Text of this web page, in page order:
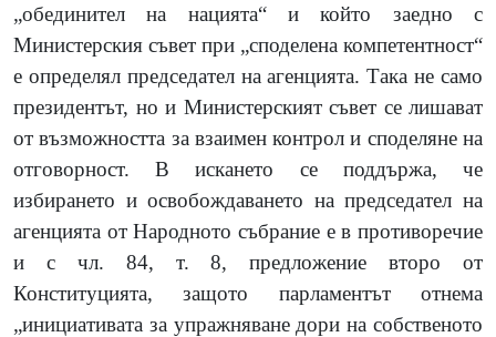
„обединител на нацията“ и който заедно с
Министерския съвет при „споделена компетентност“
е определял председател на агенцията. Така не само
президентът, но и Министерският съвет се лишават
от възможността за взаимен контрол и споделяне на
отговорност. В искането се поддържа, че
избирането и освобождаването на председател на
агенцията от Народното събрание е в противоречие
и с чл. 84, т. 8, предложение второ от
Конституцията, защото парламентът отнема
„инициативата за упражняване дори на собственото